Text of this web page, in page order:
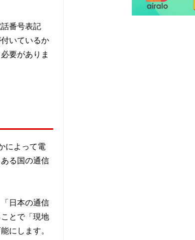
番号表記
いているか
要がありま
によって電
る国の通信
日本の通信
とで「現地
にします。